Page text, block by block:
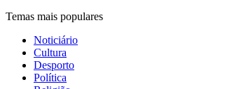
Temas mais populares
Noticiário
Cultura
Desporto
Política